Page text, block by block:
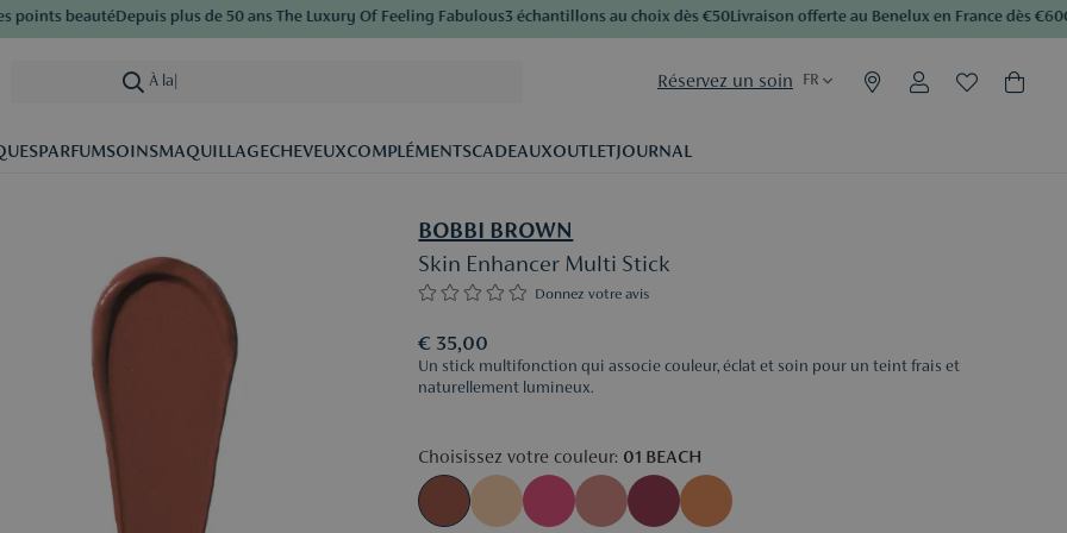
beautéDepuis plus de 50 ans The Luxury Of Feeling Fabulous3 échantillons au choix dès €50Livraison offerte au Benelux en France dès €60
À la recherche Réservez un soin FR
PARFUMSOINSMAQUILLAGECHEVEUXCOMPLÉMENTSCADEAUXOUTLETJOURNAL
BOBBI BROWN
Skin Enhancer Multi Stick
Donnez votre avis
€ 35,00
Un stick multifonction qui associe couleur, éclat et soin pour un teint frais et
naturellement lumineux.
Choisissez votre couleur: 01 BEACH